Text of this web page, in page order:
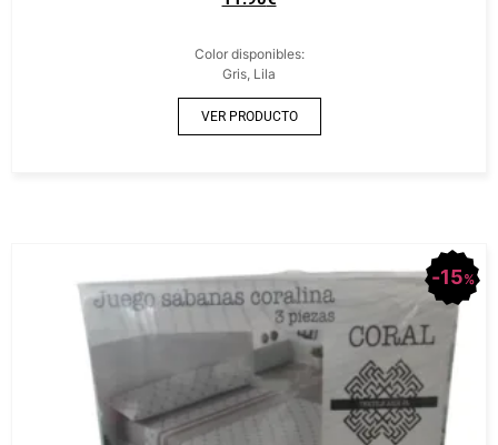
Color disponibles:
Gris, Lila
VER PRODUCTO
15%